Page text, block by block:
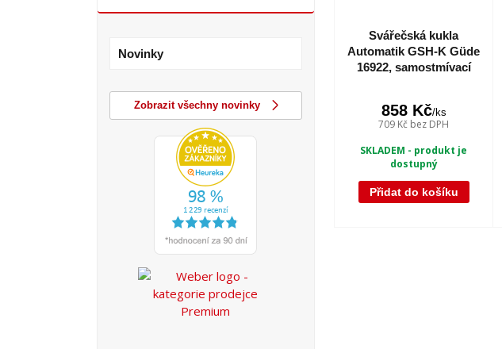
Svářečská kukla
Automatik GSH-K Güde
16922, samostmívací
858 Kč/ks
709 Kč bez DPH
SKLADEM - produkt je
dostupný
Přidat do košíku
Novinky
Zobrazit všechny novinky